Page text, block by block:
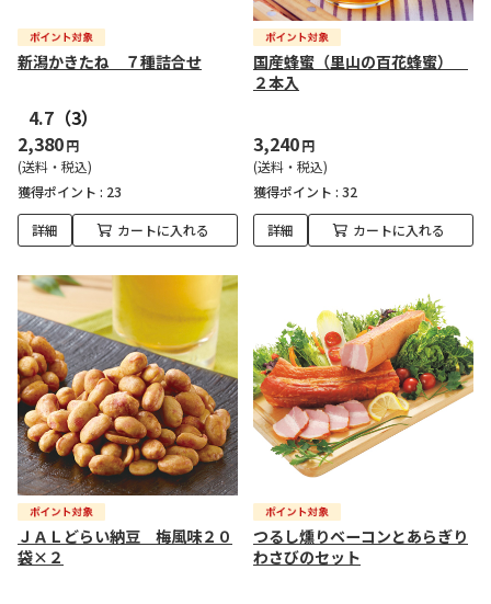
新潟かきたね ７種詰合せ
4.7 （3）
2,380円
(送料・税込)
獲得ポイント : 23
詳細 カートに入れる
国産蜂蜜（里山の百花蜂蜜）
２本入
3,240円
(送料・税込)
獲得ポイント : 32
詳細 カートに入れる
ＪＡＬどらい納豆 梅風味２０
袋×２
つるし燻りベーコンとあらぎり
わさびのセット